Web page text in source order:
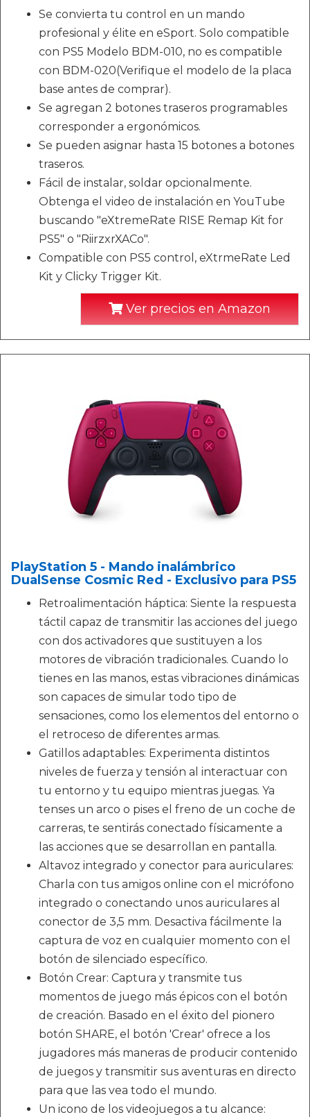
Se convierta tu control en un mando
profesional y élite en eSport. Solo compatible
con PS5 Modelo BDM-010, no es compatible
con BDM-020(Verifique el modelo de la placa
base antes de comprar).
Se agregan 2 botones traseros programables
corresponder a ergonómicos.
Se pueden asignar hasta 15 botones a botones
traseros.
Fácil de instalar, soldar opcionalmente.
Obtenga el video de instalación en YouTube
buscando "eXtremeRate RISE Remap Kit for
PS5" o "RiirzxrXACo".
Compatible con PS5 control, eXtrmeRate Led
Kit y Clicky Trigger Kit.
Ver precios en Amazon
PlayStation 5 - Mando inalámbrico
DualSense Cosmic Red - Exclusivo para PS5
Retroalimentación háptica: Siente la respuesta
táctil capaz de transmitir las acciones del juego
con dos activadores que sustituyen a los
motores de vibración tradicionales. Cuando lo
tienes en las manos, estas vibraciones dinámicas
son capaces de simular todo tipo de
sensaciones, como los elementos del entorno o
el retroceso de diferentes armas.
Gatillos adaptables: Experimenta distintos
niveles de fuerza y tensión al interactuar con
tu entorno y tu equipo mientras juegas. Ya
tenses un arco o pises el freno de un coche de
carreras, te sentirás conectado físicamente a
las acciones que se desarrollan en pantalla.
Altavoz integrado y conector para auriculares:
Charla con tus amigos online con el micrófono
integrado o conectando unos auriculares al
conector de 3,5 mm. Desactiva fácilmente la
captura de voz en cualquier momento con el
botón de silenciado específico.
Botón Crear: Captura y transmite tus
momentos de juego más épicos con el botón
de creación. Basado en el éxito del pionero
botón SHARE, el botón 'Crear' ofrece a los
jugadores más maneras de producir contenido
de juegos y transmitir sus aventuras en directo
para que las vea todo el mundo.
Un icono de los videojuegos a tu alcance: